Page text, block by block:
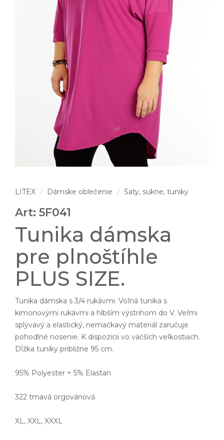
LITEX Dámske oblečenie Šaty, sukne, tuniky
Art: 5F041
Tunika dámska
pre plnoštíhle
PLUS SIZE.
Tunika dámska s 3/4 rukávmi. Voľná tunika s
kimonovými rukávmi a hlbším výstrihom do V. Veľmi
splývavý a elastický, nemačkavý materiál zaručuje
pohodlné nosenie. K dispozícii vo väčších veľkostiach.
Dĺžka tuniky približne 95 cm.
95% Polyester + 5% Elastan
322 tmavá orgovánová
XL, XXL, XXXL